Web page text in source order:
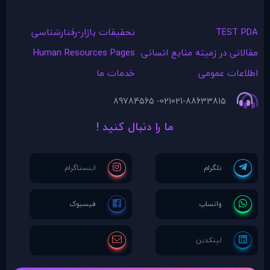
TEST PDA
تحقیقات بازار-رفتارشناسی
مقالاتی در زمينه منابع انسانی Human Resources Pages
اطلاعات عمومی
خدمات ما
021-88633815
021- 89784565
ما را دنبال کنید !